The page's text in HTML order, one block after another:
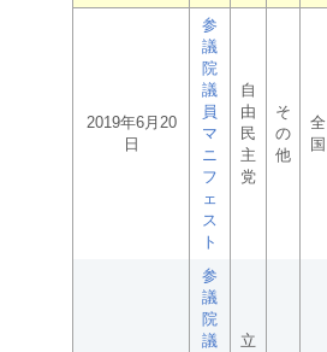
2019年6月20
日
参
議
院
議
員
マ
ニ
フ
ェ
ス
ト
自
由
民
主
党
そ
の
他
全
国
参
議
院
議
立